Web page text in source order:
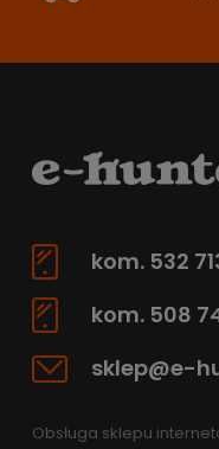
kom. 532
kom. 508
sklep@e-
Obsługa sklepu